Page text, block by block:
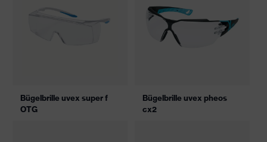
Bügelbrille uvex super f
OTG
Bügelbrille uvex pheos
cx2